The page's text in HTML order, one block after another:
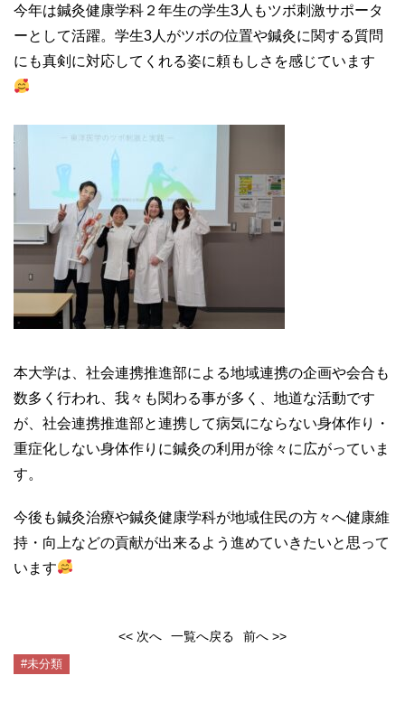
今年は鍼灸健康学科２年生の学生3人もツボ刺激サポータ
ーとして活躍。学生3人がツボの位置や鍼灸に関する質問
にも真剣に対応してくれる姿に頼もしさを感じています
本大学は、社会連携推進部による地域連携の企画や会合も
数多く行われ、我々も関わる事が多く、地道な活動です
が、社会連携推進部と連携して病気にならない身体作り・
重症化しない身体作りに鍼灸の利用が徐々に広がっていま
す。
今後も鍼灸治療や鍼灸健康学科が地域住民の方々へ健康維
持・向上などの貢献が出来るよう進めていきたいと思って
います
<< 次へ 一覧へ戻る 前へ >>
#未分類